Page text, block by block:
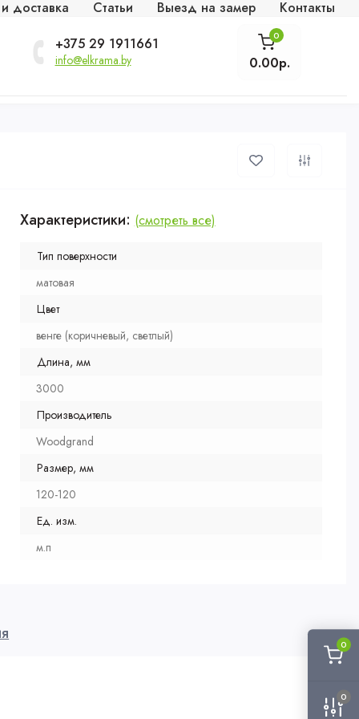
0
0
доставка Статьи Выезд на замер
Контакты
+375 29 1911661
info@elkrama.by
0
0.00р.
Характеристики: (смотреть все)
Тип поверхности
матовая
Цвет
венге (коричневый, светлый)
Длина, мм
3000
Производитель
Woodgrand
Размер, мм
120-120
Ед. изм.
м.п